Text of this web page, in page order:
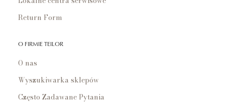
Return Form
O FIRMIE TEILOR
O nas
Wyszukiwarka sklepów
Często Zadawane Pytania